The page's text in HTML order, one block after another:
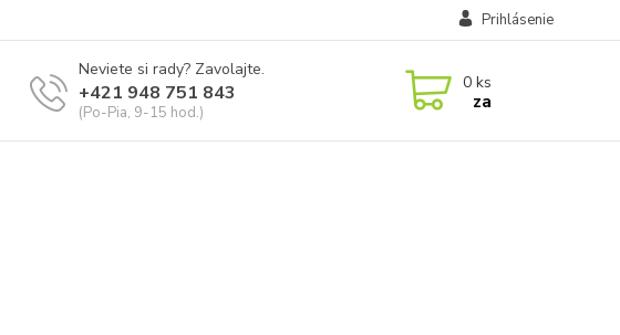
Prihlásenie
Neviete si rady? Zavolajte.
+421 948 751 843
(Po-Pia, 9-15 hod.)
0 ks
za